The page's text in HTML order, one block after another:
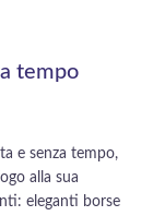
tempo
e senza tempo,
alla sua
eleganti borse